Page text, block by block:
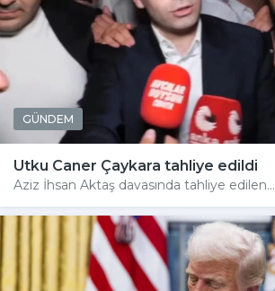
GÜNDEM
Utku Caner Çaykara tahliye edildi
Aziz İhsan Aktaş davasında tahliye edilen...